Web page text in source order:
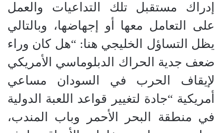
إدراك مستقبل تلك التداعيات والعمل
على التعامل معها أو إجهاضها، وبالتالي
يظل التساؤل الخليجي هنا: “هل كان وراء
ضعف جدية الحراك الدبلوماسي الأمريكي
لإيقاف الحرب في السودان مساعي
أمريكية “جادة لتغيير قواعد اللعبة الدولية
في منطقة البحر الأحمر وباب المندب،